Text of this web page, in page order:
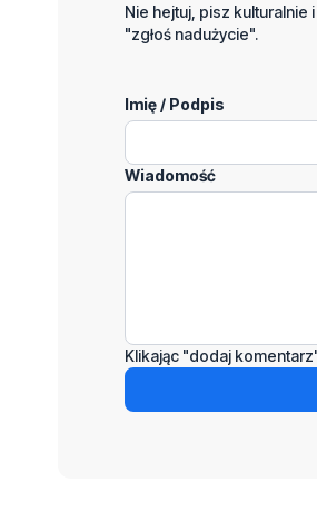
Nie hejtuj, pisz
"zgłoś nadużycie".
Imię / Podpis
Wiadomość
Klikając "dodaj